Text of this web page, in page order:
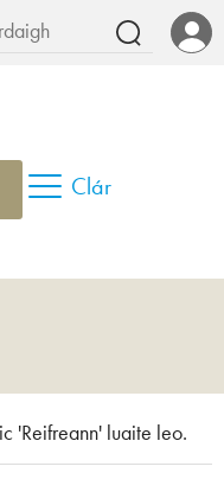
Clár
'Reifreann' luaite leo.